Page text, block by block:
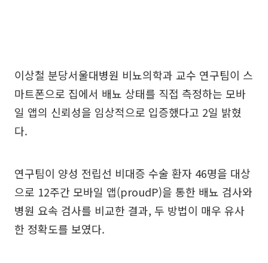
이상철 분당서울대병원 비뇨의학과 교수 연구팀이 스
마트폰으로 집에서 배뇨 상태를 직접 측정하는 모바
일 앱의 신뢰성을 임상적으로 입증했다고 2일 밝혔
다.
연구팀이 양성 전립선 비대증 수술 환자 46명을 대상
으로 12주간 모바일 앱(proudP)을 통한 배뇨 검사와
병원 요속 검사를 비교한 결과, 두 방법이 매우 유사
한 정확도를 보였다.